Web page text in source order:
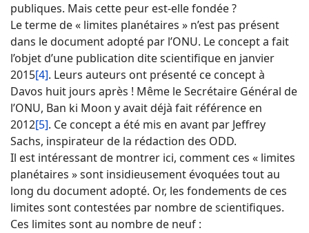
publiques. Mais cette peur est-elle fondée ?
Le terme de « limites planétaires » n’est pas présent
dans le document adopté par l’ONU. Le concept a fait
l’objet d’une publication dite scientifique en janvier
2015[4]. Leurs auteurs ont présenté ce concept à
Davos huit jours après ! Même le Secrétaire Général de
l’ONU, Ban ki Moon y avait déjà fait référence en
2012[5]. Ce concept a été mis en avant par Jeffrey
Sachs, inspirateur de la rédaction des ODD.
Il est intéressant de montrer ici, comment ces « limites
planétaires » sont insidieusement évoquées tout au
long du document adopté. Or, les fondements de ces
limites sont contestées par nombre de scientifiques.
Ces limites sont au nombre de neuf :